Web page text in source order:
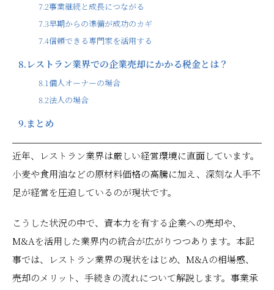
7.2事業継続と成長につながる
7.3早期からの準備が成功のカギ
7.4信頼できる専門家を活用する
8.レストラン業界での企業売却にかかる税金とは？
8.1個人オーナーの場合
8.2法人の場合
9.まとめ
近年、レストラン業界は厳しい経営環境に直面しています。
小麦や食用油などの原材料価格の高騰に加え、深刻な人手不
足が経営を圧迫しているのが現状です。
こうした状況の中で、資本力を有する企業への売却や、
M&Aを活用した業界内の統合が広がりつつあります。本記
事では、レストラン業界の現状をはじめ、M&Aの相場感、
売却のメリット、手続きの流れについて解説します。事業承